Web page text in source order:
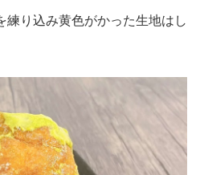
練り込み黄色がかった生地はし